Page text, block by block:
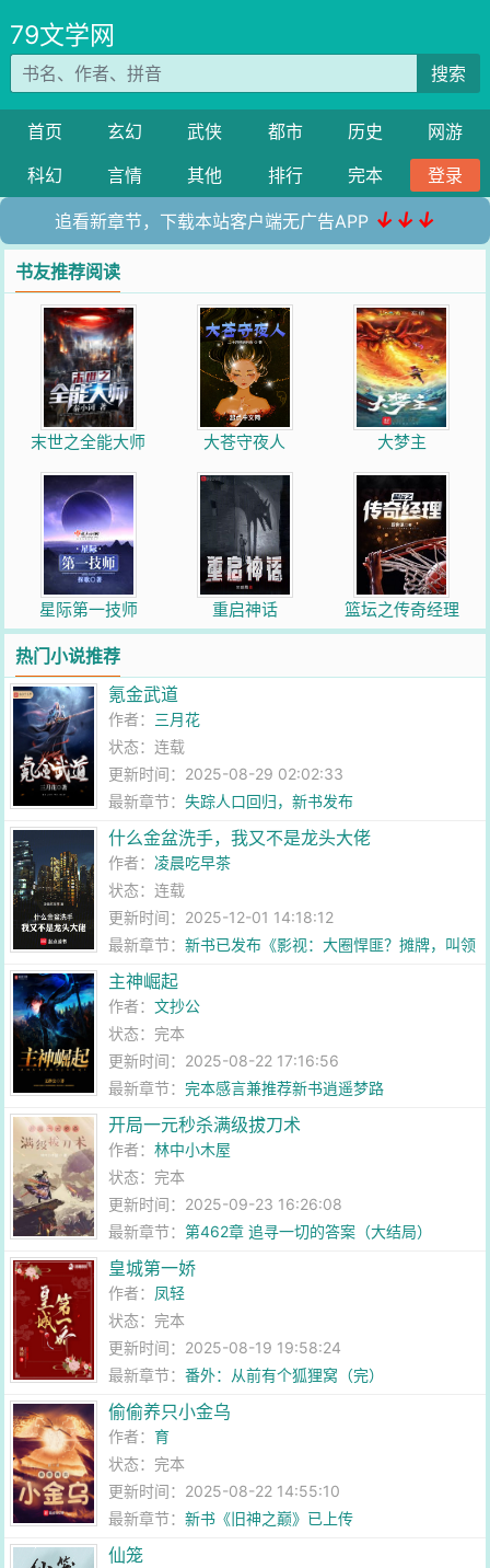
79文学网
搜索
首页 玄幻 武侠 都市 历史
网游
科幻
言情 其他 排行 完本 登录
追看新章节，下载本站客户端无广告APP ↓↓↓
书友推荐阅读
末世之全能大师 大苍守夜人 大梦主
星际第一技师 重启神话 篮坛之传奇经理
热门小说推荐
氪金武道
作者： 三月花
状态：连载
更新时间：2025-08-29 02:02:33
最新章节：失踪人口回归，新书发布
什么金盆洗手，我又不是龙头大佬
作者： 凌晨吃早茶
状态：连载
更新时间：2025-12-01 14:18:12
最新章节：新书已发布《影视：大圈悍匪？摊牌，叫领
导》
主神崛起
作者：文抄公
状态：完本
更新时间：2025-08-22 17:16:56
最新章节：完本感言兼推荐新书逍遥梦路
开局一元秒杀满级拔刀术
作者：林中小木屋
状态：完本
更新时间：2025-09-23 16:26:08
最新章节：第462章 追寻一切的答案（大结局）
皇城第一娇
作者： 凤轻
状态：完本
更新时间：2025-08-19 19:58:24
最新章节：番外：从前有个狐狸窝（完）
偷偷养只小金乌
作者：育
状态：完本
更新时间：2025-08-22 14:55:10
最新章节：新书《旧神之巅》已上传
仙笼